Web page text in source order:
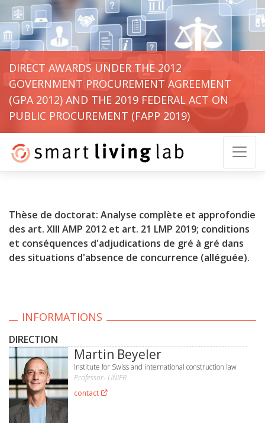
DIRECT AWARDS UNDER THE 2012
GOVERNMENT PROCUREMENT AGREEMENT
(GPA 2012) AND THE 2019 FEDERAL ACT ON
PUBLIC PROCUREMENT (FAPP 2019)
Thèse de doctorat: Analyse complète et approfondie
des art. XIII AMP 2012 et art. 21 LMP 2019; conditions
et conséquences d'adjudications de gré à gré dans
des situations d'absence de concurrence (alléguée).
INFORMATIONS
DIRECTION
Martin Beyeler
Institute for Swiss and international construction law
Professor- UNIFR
contact